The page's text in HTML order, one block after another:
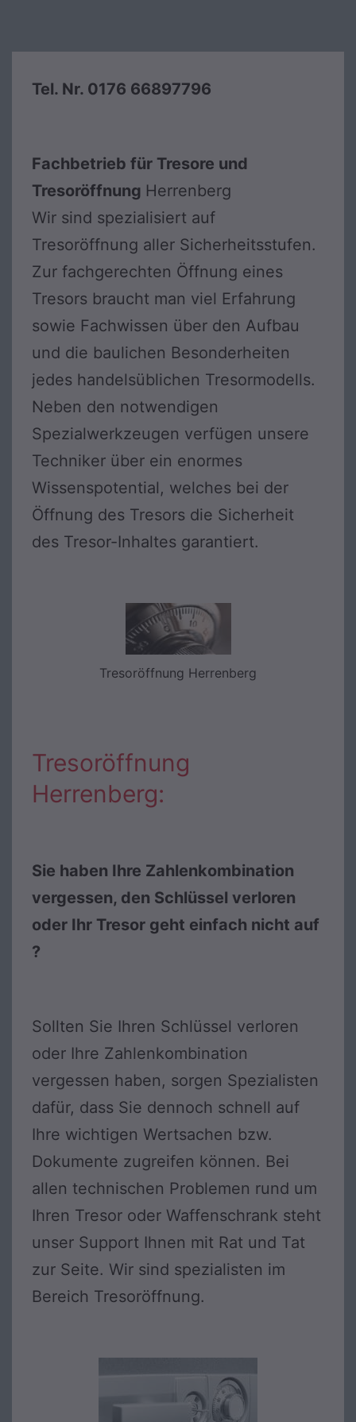
Tel. Nr. 0176 66897796
Fachbetrieb für Tresore und
Tresoröffnung Herrenberg
Wir sind spezialisiert auf
Tresoröffnung aller Sicherheitsstufen.
Zur fachgerechten Öffnung eines
Tresors braucht man viel Erfahrung
sowie Fachwissen über den Aufbau
und die baulichen Besonderheiten
jedes handelsüblichen Tresormodells.
Neben den notwendigen
Spezialwerkzeugen verfügen unsere
Techniker über ein enormes
Wissenspotential, welches bei der
Öffnung des Tresors die Sicherheit
des Tresor-Inhaltes garantiert.
Tresoröffnung Herrenberg
Tresoröffnung
Herrenberg:
Sie haben Ihre Zahlenkombination
vergessen, den Schlüssel verloren
oder Ihr Tresor geht einfach nicht auf
?
Sollten Sie Ihren Schlüssel verloren
oder Ihre Zahlenkombination
vergessen haben, sorgen Spezialisten
dafür, dass Sie dennoch schnell auf
Ihre wichtigen Wertsachen bzw.
Dokumente zugreifen können. Bei
allen technischen Problemen rund um
Ihren Tresor oder Waffenschrank steht
unser Support Ihnen mit Rat und Tat
zur Seite. Wir sind spezialisten im
Bereich Tresoröffnung.